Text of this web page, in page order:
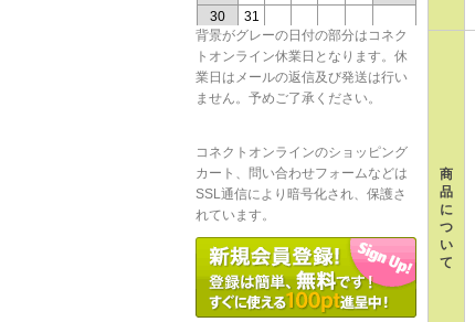
背景がグレーの日付の部分はコネク
トオンライン休業日となります。休
業日はメールの返信及び発送は行い
ません。予めご了承ください。
コネクトオンラインのショッピング
カート、問い合わせフォームなどは
SSL通信により暗号化され、保護さ
れています。
商
品
に
つ
い
て